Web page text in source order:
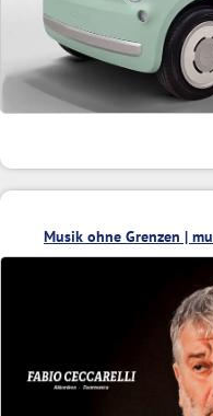
Musik ohne Grenzen |